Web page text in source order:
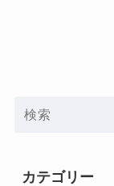
カテゴリー